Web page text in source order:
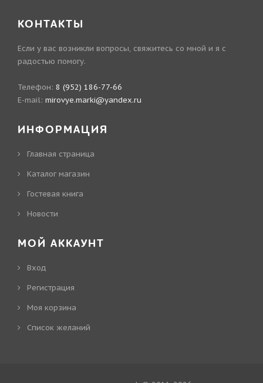
КОНТАКТЫ
Если у вас возникли вопросы, свяжитесь со мной и я с
радостью помогу.
Телефон: 8 (952) 186-77-66
E-mail: mirovye.marki@yandex.ru
ИНФОРМАЦИЯ
Главная страница
Каталог магазин
Гостевая книга
Новости
МОЙ АККАУНТ
Вход
Регистрация
Моя корзина
Cписок желаний